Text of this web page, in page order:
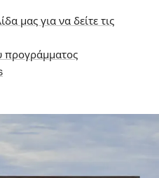
μας για να δείτε τις
προγράμματος